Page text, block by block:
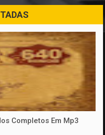
Completos Em Mp3